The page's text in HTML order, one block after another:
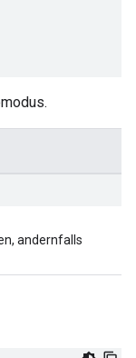
andernfalls